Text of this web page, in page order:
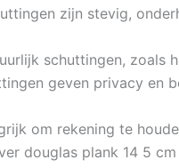
zijn stevig,
schuttingen, zoals
geven privacy en
om rekening te
douglas plank 14 5